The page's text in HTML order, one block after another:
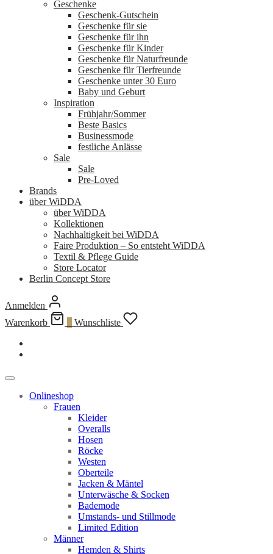
Geschenke
Geschenk-Gutschein
Geschenke für sie
Geschenke für ihn
Geschenke für Kinder
Geschenke für Naturfreunde
Geschenke für Tierfreunde
Geschenke unter 30 Euro
Baby und Geburt
Inspiration
Frühjahr/Sommer
Beste Basics
Businessmode
festliche Anlässe
Sale
Sale
Pre-Loved
Brands
über WiDDA
über WiDDA
Kollektionen
Nachhaltigkeit bei WiDDA
Faire Produktion – So entsteht WiDDA
Textil & Pflege Guide
Store Locator
Berlin Concept Store
Anmelden
Warenkorb
Wunschliste
Onlineshop
Frauen
Kleider
Overalls
Hosen
Röcke
Westen
Oberteile
Jacken & Mäntel
Unterwäsche & Socken
Bademode
Umstands- und Stillmode
Limited Edition
Männer
Hemden & Shirts